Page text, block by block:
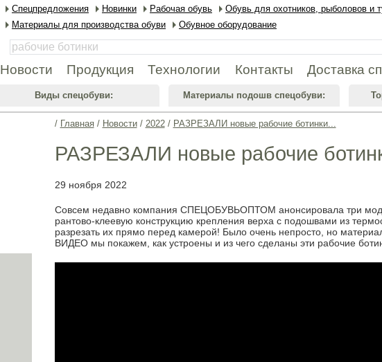
/ Главная/ Новости/ 2022/ РАЗРЕЗАЛИ новые рабочие ботинки...
РАЗРЕЗАЛИ новые рабочие
29 ноября 2022
Совсем недавно компания СПЕЦОБУВЬОПТОМ анонсировала три
рантово-клеевую конструкцию крепления верха с подошвами из
разрезать их прямо перед камерой! Было очень непросто, но
ВИДЕО мы покажем, как устроены и из чего сделаны эти рабочие
Спецпредложения Новинки Рабочая обувь Обувь для охотников, рыболовов и
Материалы для производства обуви
Обувное оборудование
Новости Продукция Технологии Контакты Доставка
Виды спецобуви: Материалы подошв спецобуви: